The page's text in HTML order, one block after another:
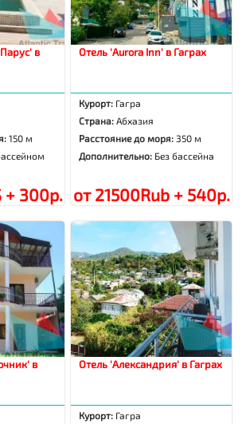
в
150 м
+ 300р.
Отель 'Aurora Inn' в Гаграх
Курорт: Гагра
Страна: Абхазия
Расстояние до моря: 350 м
Дополнительно: Без бассейна
от 21500Rub + 540р.
в
Отель 'Александрия' в Гаграх
Курорт: Гагра